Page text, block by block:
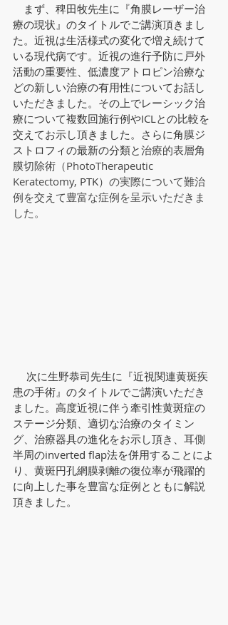
まず、稗田牧先生に『角膜レーザー治
療の現状』のタイトルでご講演頂きまし
た。近視は生活様式の変化で増え続けて
いる現代病です。近視の進行予防に戸外
活動の重要性、低濃度アトロピン治療な
どの新しい治療の有用性についてお話し
いただきました。その上でレーシック治
療について複数回施行例やICLとの比較を
交えてお示し頂きました。さらに角膜ジ
ストロフィの最新の分類と治療的表層角
膜切除術（PhotoTherapeutic
Keratectomy, PTK）の実際について難治
例を交えて豊富な症例を呈示いただきま
した。
患の手術』のタイトルでご講演いただき
ました。高度近視に伴う牽引性黄斑症の
ステージ分類、適切な治療のタイミン
グ、治療器具の進化をお示し頂き、耳側
半周のinverted flap法を併用することによ
り、黄斑円孔網膜剥離の復位率が飛躍的
に向上した事を豊富な症例とともに解説
頂きました。